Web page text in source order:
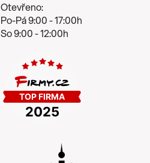
Otevřeno:
Po-Pá 9:00 - 17:00h
So 9:00 - 12:00h